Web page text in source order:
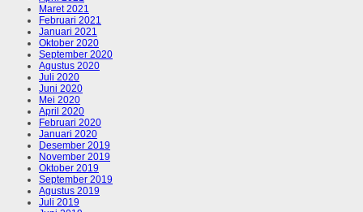
Maret 2021
Februari 2021
Januari 2021
Oktober 2020
September 2020
Agustus 2020
Juli 2020
Juni 2020
Mei 2020
April 2020
Februari 2020
Januari 2020
Desember 2019
November 2019
Oktober 2019
September 2019
Agustus 2019
Juli 2019